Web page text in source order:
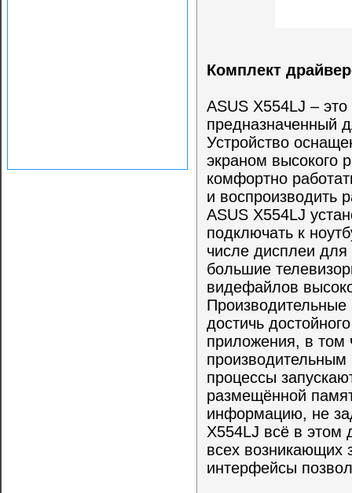
Комплект
ASUS X554LJ –
предназначенный
Устройство
экраном высокого
комфортно
и воспроизводить
ASUS X554LJ
подключать к
числе дисплеи
большие
видефайлов
достичь
приложения, в том
процессы
размещённой
информацию, не
X554LJ всё в этом
всех возникающих
интерфейсы